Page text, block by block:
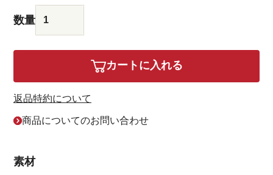
カートに入れる
返品特約について
商品についてのお問い合わせ
素材